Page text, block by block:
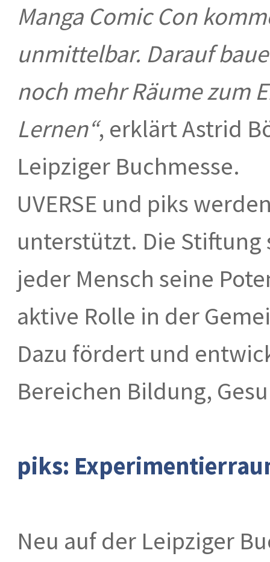
Manga Comic Con
unmittelbar. Darauf
noch mehr Räume zum
Lernen“, erklärt Astrid
Leipziger Buchmesse.
UVERSE und piks
unterstützt. Die Stiftung
jeder Mensch seine
aktive Rolle in der
Dazu fördert und
Bereichen Bildung,
piks:
Neu auf der Leipziger